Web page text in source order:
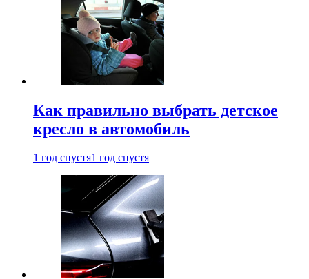
Как правильно выбрать детское
кресло в автомобиль
1 год спустя1 год спустя